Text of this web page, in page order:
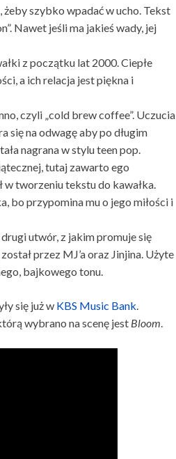
szybko wpadać w ucho. Tekst
Nawet jeśli ma jakieś wady, jej
z początku lat 2000. Ciepłe
a ich relacja jest piękna i
czyli „cold brew coffee”. Uczucia
się na odwagę aby po długim
nagrana w stylu teen pop.
tutaj zawarto ego
w tworzeniu tekstu do kawałka.
bo przypomina mu o jego miłości i
utwór, z jakim promuje się
przez MJ’a oraz Jinjina. Użyte
bajkowego tonu.
się już w KBS Music Bank.
wybrano na scenę jest Bloom.